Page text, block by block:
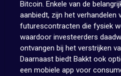
Bitcoin. Enkele van de
aanbiedt, zijn het verhandelen
futurescontracten die fysiek
waardoor investeerders
ontvangen bij het verstrijken
Daarnaast biedt Bakkt ook
een mobiele app voor